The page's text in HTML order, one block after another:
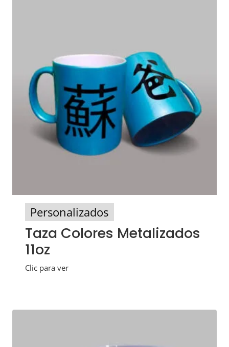
Personalizados
Taza Colores Metalizados
11oz
Clic para ver